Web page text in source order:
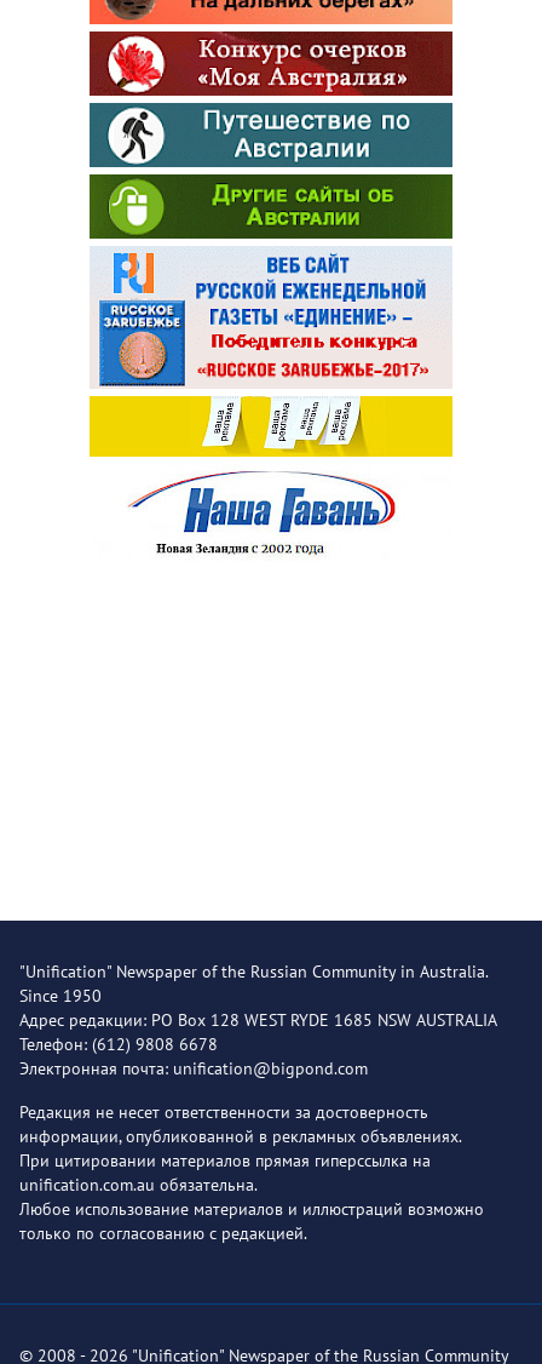
"Unification" Newspaper of the Russian Community in Australia.
Since 1950
Адрес редакции: PO Box 128 WEST RYDE 1685 NSW AUSTRALIA
Телефон: (612) 9808 6678
Электронная почта: unification@bigpond.com
Редакция не несет ответственности за достоверность
информации, опубликованной в рекламных объявлениях.
При цитировании материалов прямая гиперссылка на
unification.com.au обязательна.
Любое использование материалов и иллюстраций возможно
только по согласованию с редакцией.
© 2008 - 2026 "Unification" Newspaper of the Russian Community